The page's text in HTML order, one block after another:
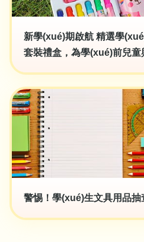
新學(xué)期啟航 精選學
套裝禮盒，為學(xué)前兒
警惕！學(xué)生文具用品